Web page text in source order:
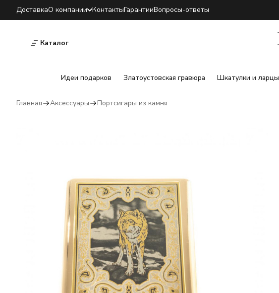
ДоставкаО компании КонтактыГарантииВопросы-ответы
Каталог
Идеи подарков Златоустовская гравюра Шкатулки и ларцы
Главная Аксессуары Портсигары из камня